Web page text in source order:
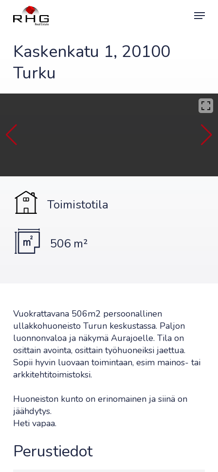
Menu
Kaskenkatu 1, 20100
Turku
Toimistotila
506 m²
Vuokrattavana 506m2 persoonallinen
ullakkohuoneisto Turun keskustassa. Paljon
luonnonvaloa ja näkymä Aurajoelle. Tila on
osittain avointa, osittain työhuoneiksi jaettua.
Sopii hyvin luovaan toimintaan, esim mainos- tai
arkkitehtitoimistoksi.
Huoneiston kunto on erinomainen ja siinä on
jäähdytys.
Heti vapaa.
Perustiedot